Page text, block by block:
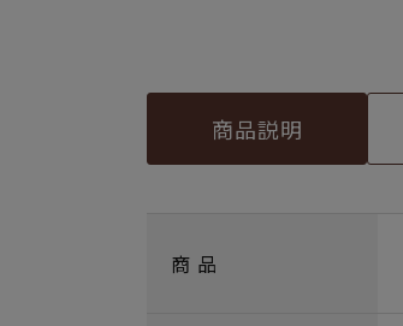
商品説明
商 品